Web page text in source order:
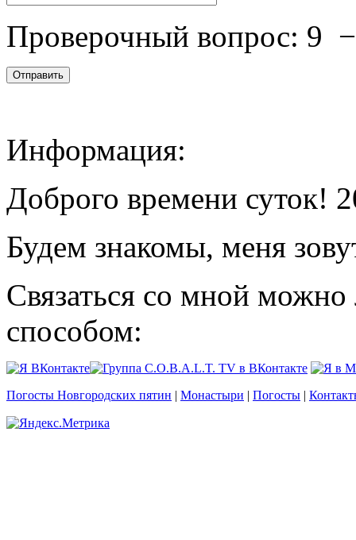
Проверочный вопрос: 9
Информация:
Доброго времени суток!
Будем знакомы, меня
Связаться со мной
способом:
Погосты Новгородских пятин | Монастыри | Погосты |